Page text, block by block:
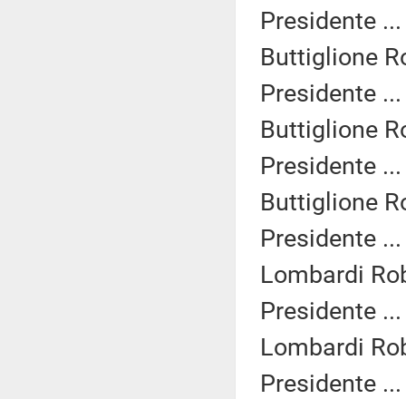
Presidente
Buttiglione
Presidente
Buttiglione
Presidente
Buttiglione
Presidente
Lombardi
Presidente
Lombardi
Presidente